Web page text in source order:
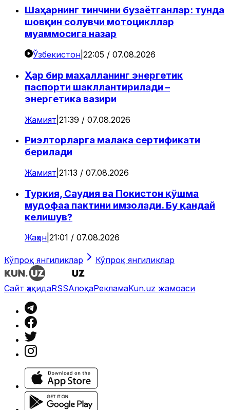
Шаҳарнинг тинчини бузаётганлар: тунда
шовқин солувчи мотоцикллар
муаммосига назар
Ўзбекистон 22:05 / 07.08.2026
Ҳар бир маҳалланинг энергетик
паспорти шакллантирилади –
энергетика вазири
Жамият 21:39 / 07.08.2026
Риэлторларга малака сертификати
берилади
Жамият 21:13 / 07.08.2026
Туркия, Саудия ва Покистон қўшма
мудофаа пактини имзолади. Бу қандай
келишув?
Жаҳон 21:01 / 07.08.2026
Кўпроқ янгиликлар Кўпроқ янгиликлар
Сайт ҳақидаRSSАлоқаРекламаKun.uz жамоаси